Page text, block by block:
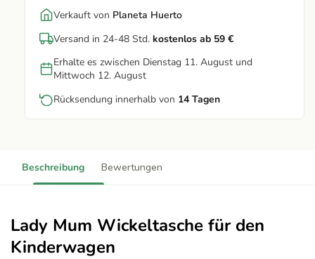
Verkauft von Planeta Huerto
Versand in 24-48 Std. kostenlos ab 59 €
Erhalte es zwischen Dienstag 11. August und
Mittwoch 12. August
Rücksendung innerhalb von 14 Tagen
Beschreibung Bewertungen
Lady Mum Wickeltasche für den
Kinderwagen